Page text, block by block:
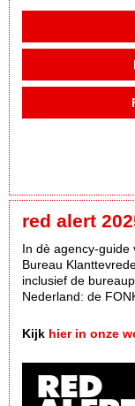
red alert
In dè agency-guide
Bureau
inclusief de
Nederland: de
Kijk hier in onze